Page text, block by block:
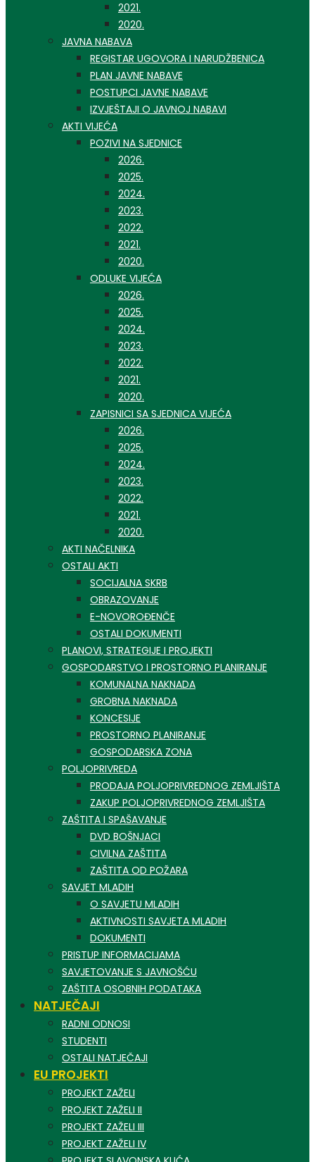
2021.
2020.
JAVNA NABAVA
REGISTAR UGOVORA I NARUDŽBENICA
PLAN JAVNE NABAVE
POSTUPCI JAVNE NABAVE
IZVJEŠTAJI O JAVNOJ NABAVI
AKTI VIJEĆA
POZIVI NA SJEDNICE
2026.
2025.
2024.
2023.
2022.
2021.
2020.
ODLUKE VIJEĆA
2026.
2025.
2024.
2023.
2022.
2021.
2020.
ZAPISNICI SA SJEDNICA VIJEĆA
2026.
2025.
2024.
2023.
2022.
2021.
2020.
AKTI NAČELNIKA
OSTALI AKTI
SOCIJALNA SKRB
OBRAZOVANJE
E-NOVOROĐENČE
OSTALI DOKUMENTI
PLANOVI, STRATEGIJE I PROJEKTI
GOSPODARSTVO I PROSTORNO PLANIRANJE
KOMUNALNA NAKNADA
GROBNA NAKNADA
KONCESIJE
PROSTORNO PLANIRANJE
GOSPODARSKA ZONA
POLJOPRIVREDA
PRODAJA POLJOPRIVREDNOG ZEMLJIŠTA
ZAKUP POLJOPRIVREDNOG ZEMLJIŠTA
ZAŠTITA I SPAŠAVANJE
DVD BOŠNJACI
CIVILNA ZAŠTITA
ZAŠTITA OD POŽARA
SAVJET MLADIH
O SAVJETU MLADIH
AKTIVNOSTI SAVJETA MLADIH
DOKUMENTI
PRISTUP INFORMACIJAMA
SAVJETOVANJE S JAVNOŠĆU
ZAŠTITA OSOBNIH PODATAKA
NATJEČAJI
RADNI ODNOSI
STUDENTI
OSTALI NATJEČAJI
EU PROJEKTI
PROJEKT ZAŽELI
PROJEKT ZAŽELI II
PROJEKT ZAŽELI III
PROJEKT ZAŽELI IV